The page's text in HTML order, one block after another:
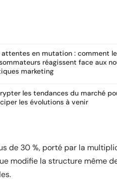
attentes en mutation : comment
réagissent face aux
marketing
les tendances du marché
les évolutions à venir
de 30 %, porté par la
modifie la structure même